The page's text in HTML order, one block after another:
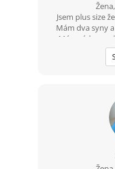
Jsem plus size
Mám dva syny
Mám ráda
divadlo, ale i
zahraju